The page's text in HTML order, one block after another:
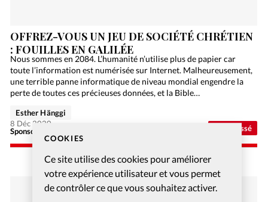
COOKIES
Ce site utilise des cookies pour améliorer
votre expérience utilisateur et vous permet
de contrôler ce que vous souhaitez activer.
Non classé
OFFREZ-VOUS UN JEU DE SOCIÉTÉ CHRÉTIEN
: FOUILLES EN GALILÉE
Nous sommes en 2084. L’humanité n’utilise plus de papier car
toute l’information est numérisée sur Internet. Malheureusement,
une terrible panne informatique de niveau mondial engendre la
perte de toutes ces précieuses données, et la Bible…
Sponsorisé - Alliance Biblilque Française
Esther Hänggi
8 Déc 2020